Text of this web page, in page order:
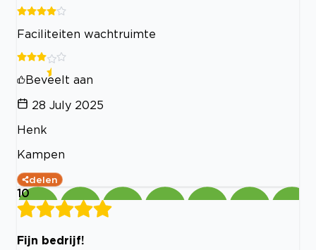
Faciliteiten wachtruimte
Beveelt aan
28 July 2025
Henk
Kampen
delen
10
Fijn bedrijf!